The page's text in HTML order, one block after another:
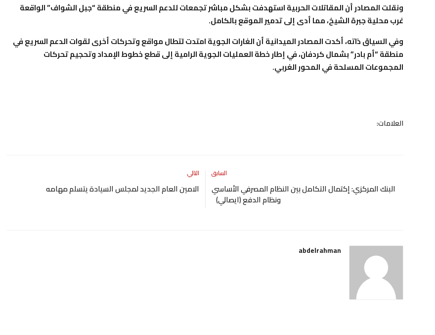
ونقلت المصادر أن المقاتلات الحربية استهدفت بشكل مباشر تجمعات للدعم السريع في منطقة “جبل الشواف” الواقعة
غرب محلية جبرة الشيخ، مما أدى إلى تدمير الموقع بالكامل.
وفي السياق ذاته، أكدت المصادر الميدانية أن الغارات الجوية امتدت لتطال مواقع وتحركات أخرى لقوات الدعم السريع في
منطقة “أم بادر” بشمال كردفان، في إطار خطة العمليات الجوية الرامية إلى قطع خطوط الإمداد وتحجيم تحركات
المجموعات المسلحة في المحور الغربي.
العلامات:
السابق
البنك المركزي: إكتمال التكامل بين النظام المصرفي الأساسي
ونظام الدفع (ايصالي)
التالي
الامين العام الجديد لمجلس السيادة يتسلم مهامه
abdelrahman